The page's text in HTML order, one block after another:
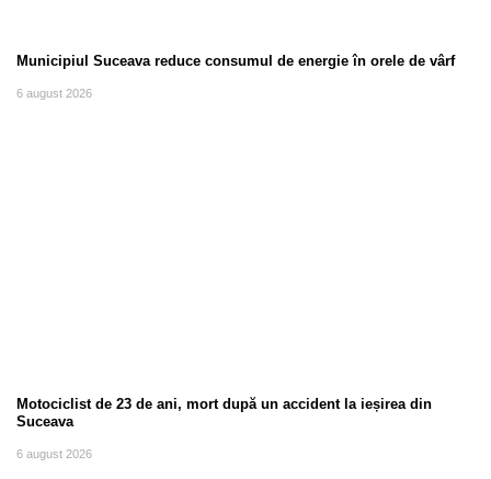
Municipiul Suceava reduce consumul de energie în orele de vârf
6 august 2026
Motociclist de 23 de ani, mort după un accident la ieșirea din
Suceava
6 august 2026